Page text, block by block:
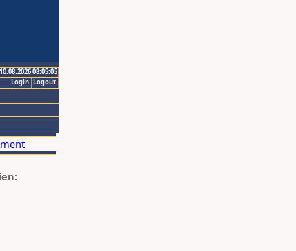
08:05:05
Logout
Login